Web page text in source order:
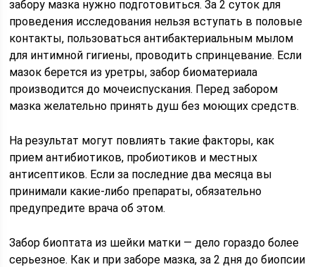
забору мазка нужно подготовиться. За 2 суток для
проведения исследования нельзя вступать в половые
контакты, пользоваться антибактериальным мылом
для интимной гигиены, проводить спринцевание. Если
мазок берется из уретры, забор биоматериала
производится до мочеиспускания. Перед забором
мазка желательно принять душ без моющих средств.
На результат могут повлиять такие факторы, как
прием антибиотиков, пробиотиков и местных
антисептиков. Если за последние два месяца вы
принимали какие-либо препараты, обязательно
предупредите врача об этом.
Забор биоптата из шейки матки — дело гораздо более
серьезное. Как и при заборе мазка, за 2 дня до биопсии